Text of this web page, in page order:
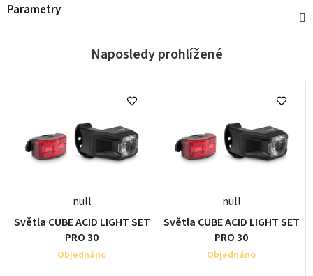
Parametry
Naposledy prohlížené
null
Světla CUBE ACID LIGHT SET
PRO 30
Objednáno
null
Světla CUBE ACID LIGHT SET
PRO 30
Objednáno